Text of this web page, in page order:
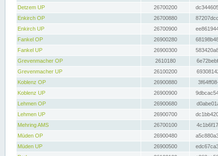
Detzem UP
26700200
Enkirch OP
26700880
Enkirch UP
26700900
Fankel OP
26900280
Fankel UP
26900300
Grevenmacher OP
2610180
Grevenmacher UP
26100200
Koblenz OP
26900880
Koblenz UP
26900900
Lehmen OP
26900680
Lehmen UP
26900700
Mehring AMS
26700100
Müden OP
26900480
Müden UP
26900500